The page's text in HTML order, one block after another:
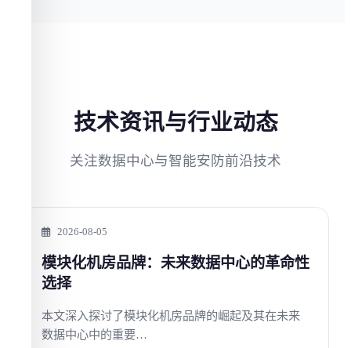
技术资讯与行业动态
关注数据中心与智能安防前沿技术
2026-08-05
模块化机房品牌：未来数据中心的革命性
选择
本文深入探讨了模块化机房品牌的崛起及其在未来
数据中心中的重要…